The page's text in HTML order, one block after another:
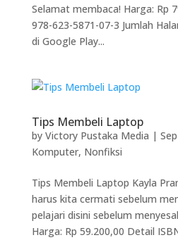
Selamat membaca! Harga: Rp
978-623-5871-07-3 Jumlah
di Google Play...
Tips Membeli Laptop
by Victory Pustaka Media |
Komputer, Nonfiksi
Tips Membeli Laptop Kayla
harus kita cermati sebelum
pelajari disini sebelum
Harga: Rp 59.200,00 Detail